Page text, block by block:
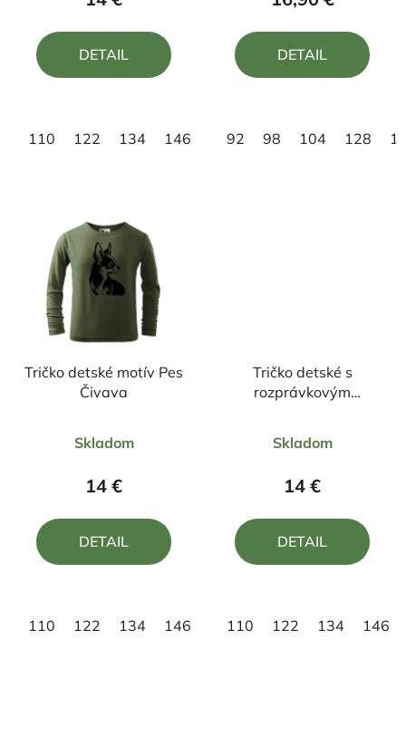
5,0
z
DETAIL
110 122 134 146 158
5,0
z
DETAIL
92 98 104 128
Tričko detské motív Pes
Čivava
hodnotenie
produktu
z
Skladom
14 €
DETAIL
110 122 134 146 158
Tričko detské s
rozprávkovým
hodnotenie
produktu
z
Skladom
14 €
DETAIL
110 122 134 146